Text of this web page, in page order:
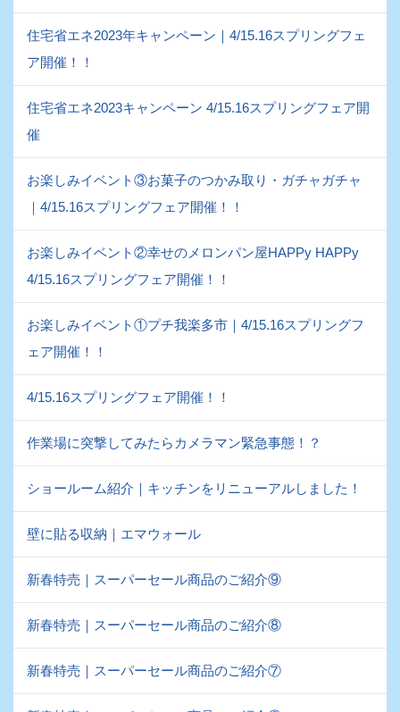
住宅省エネ2023年キャンペーン｜4/15.16スプリングフェ
ア開催！！
住宅省エネ2023キャンペーン 4/15.16スプリングフェア開
催
お楽しみイベント③お菓子のつかみ取り・ガチャガチャ
｜4/15.16スプリングフェア開催！！
お楽しみイベント②幸せのメロンパン屋HAPPy HAPPy
4/15.16スプリングフェア開催！！
お楽しみイベント①プチ我楽多市｜4/15.16スプリングフ
ェア開催！！
4/15.16スプリングフェア開催！！
作業場に突撃してみたらカメラマン緊急事態！？
ショールーム紹介｜キッチンをリニューアルしました！
壁に貼る収納｜エマウォール
新春特売｜スーパーセール商品のご紹介⑨
新春特売｜スーパーセール商品のご紹介⑧
新春特売｜スーパーセール商品のご紹介⑦